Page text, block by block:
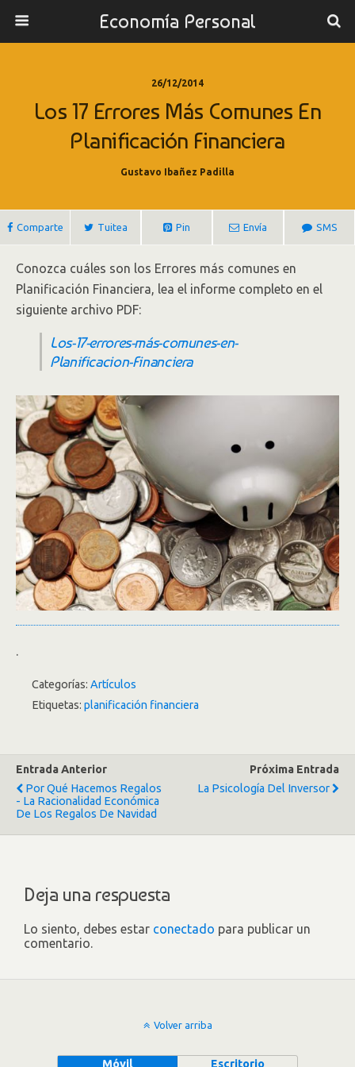
Economía Personal
26/12/2014
Los 17 Errores Más Comunes En
Planificación Financiera
Gustavo Ibañez Padilla
Comparte Tuitea Pin Envía SMS
Conozca cuáles son los Errores más comunes en
Planificación Financiera, lea el informe completo en el
siguiente archivo PDF:
Los-17-errores-más-comunes-en-
Planificacion-Financiera
.
Categorías: Artículos
Etiquetas: planificación financiera
Entrada Anterior
Por Qué Hacemos Regalos
- La Racionalidad Económica
De Los Regalos De Navidad
Próxima Entrada
La Psicología Del Inversor
Deja una respuesta
Lo siento, debes estar conectado para publicar un
comentario.
Volver arriba
Móvil Escritorio